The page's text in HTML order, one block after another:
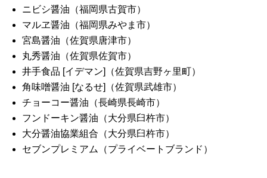
ニビシ醤油（福岡県古賀市）
マルヱ醤油（福岡県みやま市）
宮島醤油（佐賀県唐津市）
丸秀醤油（佐賀県佐賀市）
井手食品 [イデマン]（佐賀県吉野ヶ里町）
角味噌醤油 [なるせ]（佐賀県武雄市）
チョーコー醤油（長崎県長崎市）
フンドーキン醤油（大分県臼杵市）
大分醤油協業組合（大分県臼杵市）
セブンプレミアム（プライベートブランド）